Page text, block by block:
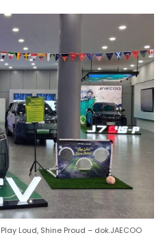
Loud, Shine Proud – dok.JAECOO